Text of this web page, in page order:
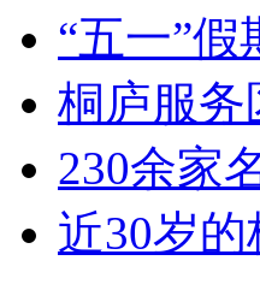
“五一”假
桐庐服务
230余家
近30岁